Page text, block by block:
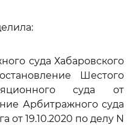
суда Хабаровского
Шестого
суда от
Арбитражного суда
от 19.10.2020 по делу N